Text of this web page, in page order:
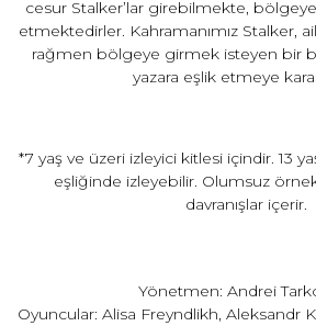
cesur Stalker’lar girebilmekte,
etmektedirler. Kahramanımız Stalker,
rağmen bölgeye girmek isteyen bir
yazara eşlik etmeye
*7 yaş ve üzeri izleyici kitlesi içindir. 13
eşliğinde izleyebilir. Olumsuz
davranışlar içerir.
Yönetmen: Andrei
Oyuncular: Alisa Freyndlikh, Aleksandr